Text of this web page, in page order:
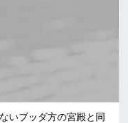
いブッダ方の宮殿と同